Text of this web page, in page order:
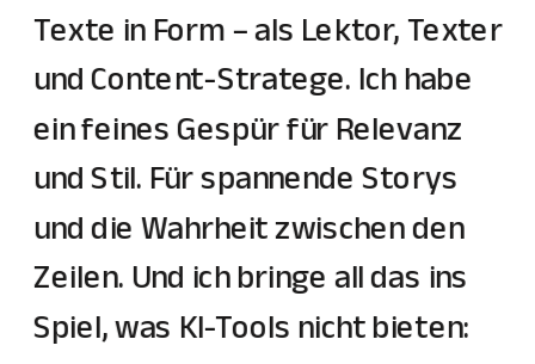
Texte in Form – als Lektor, Texter
und Content-Stratege. Ich habe
ein feines Gespür für Relevanz
und Stil. Für spannende Storys
und die Wahrheit zwischen den
Zeilen. Und ich bringe all das ins
Spiel, was KI-Tools nicht bieten: